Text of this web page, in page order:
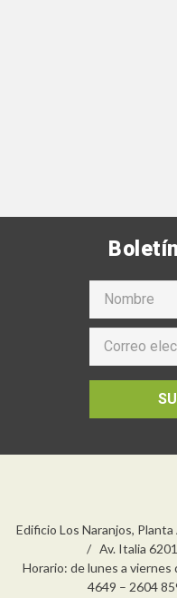
Edificio Los Naranjos,
/ Av. Italia
Horario: de lunes a
4649 – 2604